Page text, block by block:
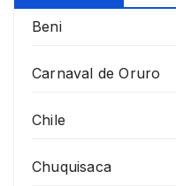
Beni
Carnaval de Oruro
Chile
Chuquisaca